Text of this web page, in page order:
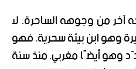
آخر من وجوهه الساحرة. لا
وهو ابن بيئة سحرية. فهو
وهو أيضًا مغربي. منذ سنة